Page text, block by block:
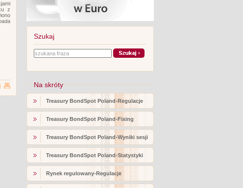
z
Szukaj
Na skróty
Treasury BondSpot Poland-Regulacje
Treasury BondSpot Poland-Fixing
Treasury BondSpot Poland-Wyniki sesji
Treasury BondSpot Poland-Statystyki
Rynek regulowany-Regulacje